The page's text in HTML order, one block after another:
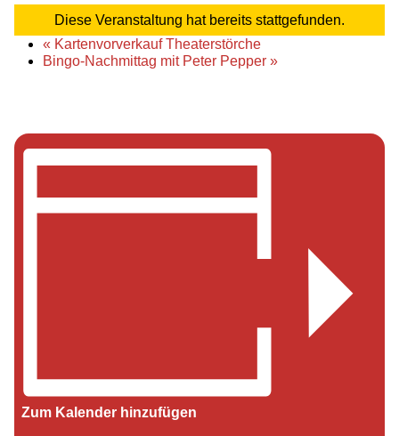
Diese Veranstaltung hat bereits stattgefunden.
« Kartenvorverkauf Theaterstörche
Bingo-Nachmittag mit Peter Pepper »
Zum Kalender hinzufügen